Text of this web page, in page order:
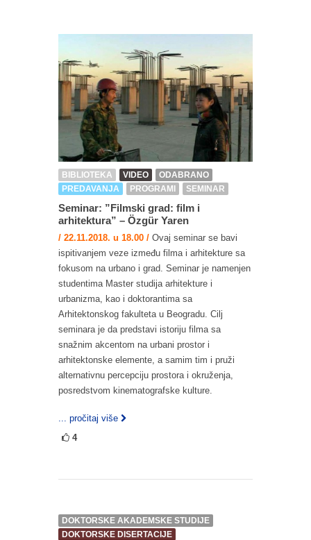
BIBLIOTEKA VIDEO
ODABRANO
PREDAVANJA
PROGRAMI SEMINAR
Seminar: ”Filmski grad: film i
arhitektura” – Özgür Yaren
/ 22.11.2018. u 18.00 / Ovaj seminar se bavi
ispitivanjem veze između filma i arhitekture sa
fokusom na urbano i grad. Seminar je namenjen
studentima Master studija arhitekture i
urbanizma, kao i doktorantima sa
Arhitektonskog fakulteta u Beogradu. Cilj
seminara je da predstavi istoriju filma sa
snažnim akcentom na urbani prostor i
arhitektonske elemente, a samim tim i pruži
alternativnu percepciju prostora i okruženja,
posredstvom kinematografske kulture.
... pročitaj više
4
DOKTORSKE AKADEMSKE STUDIJE
DOKTORSKE DISERTACIJE